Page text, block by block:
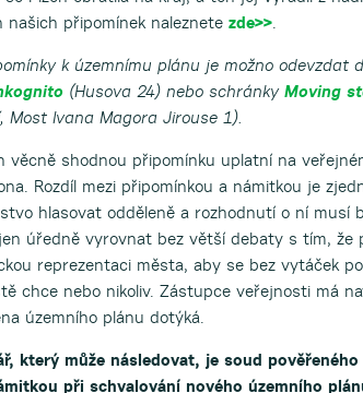
našich připomínek naleznete zde>>.
k územnímu plánu je možno odevzdat
(Husova 24) nebo schránky Moving
Most Ivana Magora Jirouse 1).
věcně shodnou připomínku uplatní na
Rozdíl mezi připomínkou a námitkou je
hlasovat odděleně a rozhodnutí o ní musí
úředně vyrovnat bez větší debaty s tím, že
reprezentaci města, aby se bez vytáček
chce nebo nikoliv. Zástupce veřejnosti má
územního plánu dotýká.
který může následovat, je soud
při schvalování nového územního